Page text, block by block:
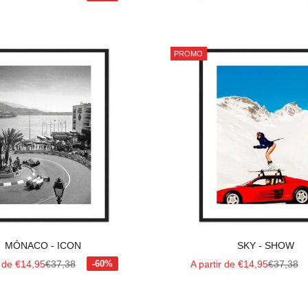
MÓNACO - ICON
€14,95Prix normal
€37,38
PROMO
SKY - SHOW
Prix de vente
A partir de €14,95Prix
€37,38